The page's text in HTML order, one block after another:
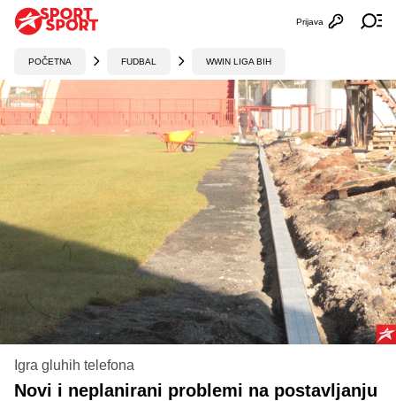
Otvori
Prijava
POČETNA FUDBAL WWIN LIGA BIH
Igra gluhih telefona
Novi i neplanirani problemi na postavljanju